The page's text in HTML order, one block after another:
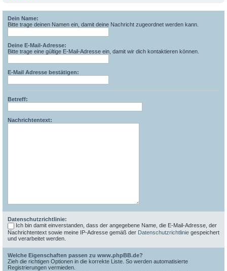
Dein Name:
Bitte trage deinen Namen ein, damit deine Nachricht zugeordnet werden kann.
Deine E-Mail-Adresse:
Bitte trage eine gültige E-Mail-Adresse ein, damit wir dich kontaktieren können.
E-Mail Adresse bestätigen:
Betreff:
Nachrichtentext:
Datenschutzrichtlinie:
Ich bin damit einverstanden, dass der angegebene Name, die E-Mail-Adresse, der
Nachrichtentext sowie meine IP-Adresse gemäß der Datenschutzrichtlinie gespeichert
und verarbeitet werden.
Welche Eigenschaften passen zu www.phpBB.de?
Zieh die richtigen Optionen in die korrekte Liste. So werden automatisierte
Registrierungen vermieden.